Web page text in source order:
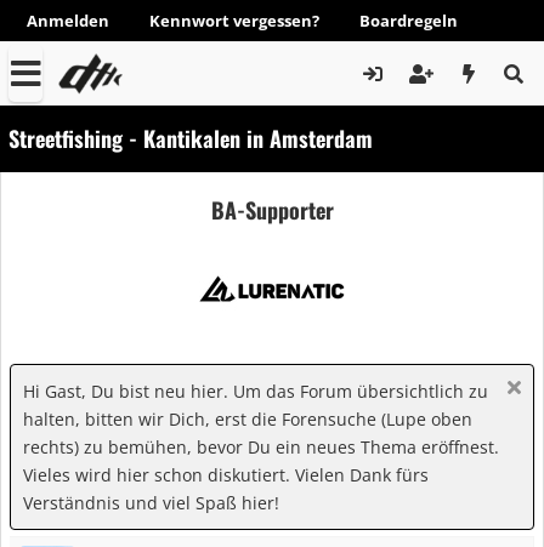
Anmelden Kennwort vergessen? Boardregeln
Streetfishing - Kantikalen in Amsterdam
BA-Supporter
Hi Gast, Du bist neu hier. Um das Forum übersichtlich zu
halten, bitten wir Dich, erst die Forensuche (Lupe oben
rechts) zu bemühen, bevor Du ein neues Thema eröffnest.
Vieles wird hier schon diskutiert. Vielen Dank fürs
Verständnis und viel Spaß hier!